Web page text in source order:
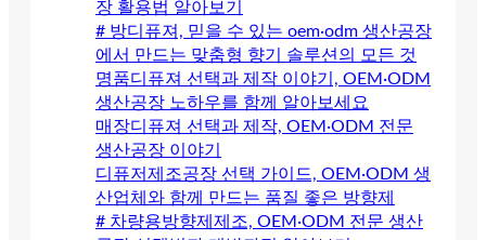
장 활용법 알아보기
# 방디퓨져, 믿을 수 있는 oem·odm 생산공장
에서 만드는 맞춤형 향기 솔루션의 모든 것
명품디퓨져 선택과 제작 이야기, OEM·ODM
생산공장 노하우를 함께 알아보세요
매장디퓨져 선택과 제작, OEM·ODM 전문
생산공장 이야기
디퓨저제조공장 선택 가이드, OEM·ODM 생
산업체와 함께 만드는 품질 좋은 방향제
# 차량용방향제제조, OEM·ODM 전문 생산